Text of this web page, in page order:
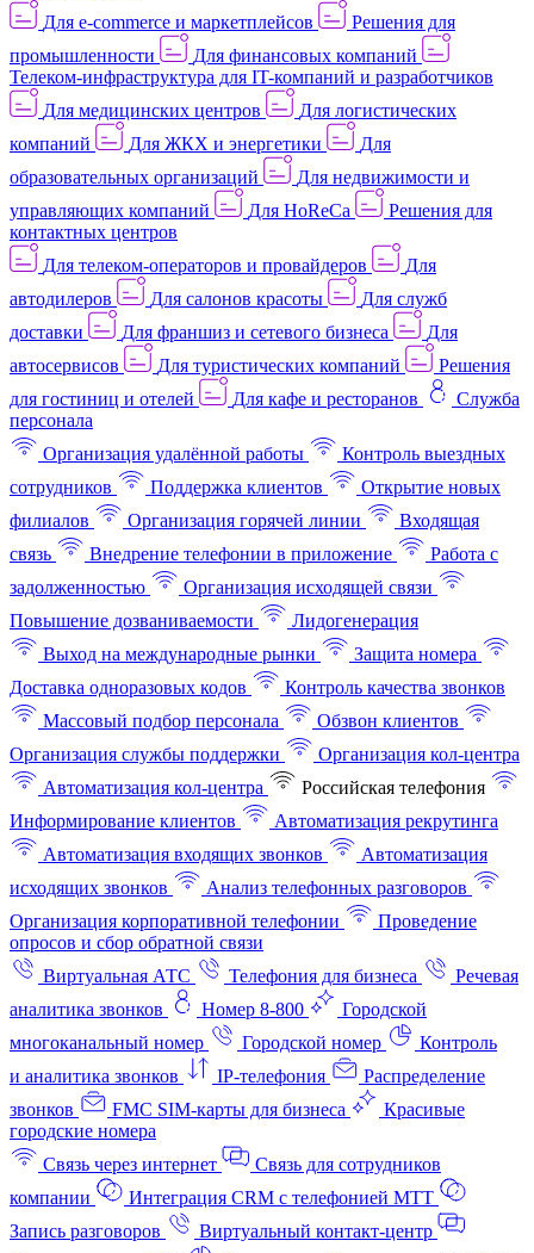
Для e-commerce и маркетплейсов
Решения для
промышленности
Для финансовых компаний
Телеком-инфраструктура для IT-компаний и разработчиков
Для медицинских центров
Для логистических
компаний
Для ЖКХ и энергетики
Для
образовательных организаций
Для недвижимости и
управляющих компаний
Для HoReCa
Решения для
контактных центров
Для телеком-операторов и провайдеров
Для
автодилеров
Для салонов красоты
Для служб
доставки
Для франшиз и сетевого бизнеса
Для
автосервисов
Для туристических компаний
Решения
для гостиниц и отелей
Для кафе и ресторанов
Служба
персонала
Организация удалённой работы
Контроль выездных
сотрудников
Поддержка клиентов
Открытие новых
филиалов
Организация горячей линии
Входящая
связь
Внедрение телефонии в приложение
Работа с
задолженностью
Организация исходящей связи
Повышение дозваниваемости
Лидогенерация
Выход на международные рынки
Защита номера
Доставка одноразовых кодов
Контроль качества звонков
Массовый подбор персонала
Обзвон клиентов
Организация службы поддержки
Организация кол-центра
Автоматизация кол-центра
Российская телефония
Информирование клиентов
Автоматизация рекрутинга
Автоматизация входящих звонков
Автоматизация
исходящих звонков
Анализ телефонных разговоров
Организация корпоративной телефонии
Проведение
опросов и сбор обратной связи
Виртуальная АТС
Телефония для бизнеса
Речевая
аналитика звонков
Номер 8-800
Городской
многоканальный номер
Городской номер
Контроль
и аналитика звонков
IP-телефония
Распределение
звонков
FMC SIM-карты для бизнеса
Красивые
городские номера
Связь через интернет
Связь для сотрудников
компании
Интеграция CRM с телефонией МТТ
Запись разговоров
Виртуальный контакт‑центр